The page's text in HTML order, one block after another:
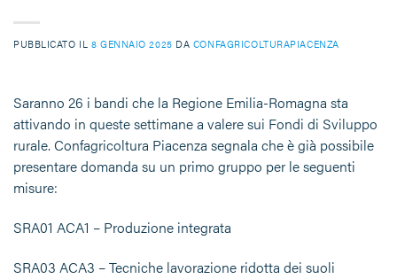
PUBBLICATO IL 8 GENNAIO 2025 DA CONFAGRICOLTURAPIACENZA
Saranno 26 i bandi che la Regione Emilia-Romagna sta
attivando in queste settimane a valere sui Fondi di Sviluppo
rurale. Confagricoltura Piacenza segnala che è già possibile
presentare domanda su un primo gruppo per le seguenti
misure:
SRA01 ACA1 – Produzione integrata
SRA03 ACA3 – Tecniche lavorazione ridotta dei suoli